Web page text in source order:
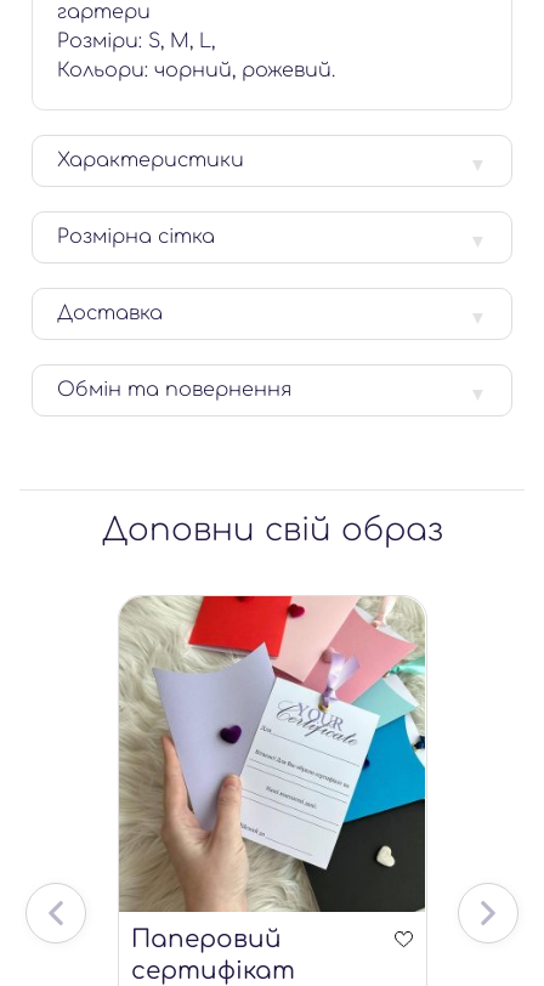
гартери
Розміри: S, M, L,
Кольори: чорний, рожевий.
Характеристики
Розмірна сітка
Доставка
Обмін та повернення
Доповни свій образ
Паперовий
сертифікат